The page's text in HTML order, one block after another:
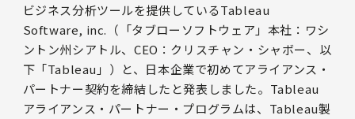
ビジネス分析ツールを提供しているTableau
Software, inc.（「タブローソフトウェア」本社：ワシ
ントン州シアトル、CEO：クリスチャン・シャボー、以
下「Tableau」）と、日本企業で初めてアライアンス・
パートナー契約を締結したと発表しました。Tableau
アライアンス・パートナー・プログラムは、Tableau製